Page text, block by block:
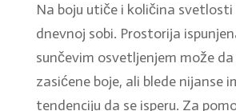
Na boju utiče i količina
dnevnoj sobi. Prostorija
sunčevim osvetljenjem može da
zasićene boje, ali blede nijanse
tendenciju da se isperu. Za